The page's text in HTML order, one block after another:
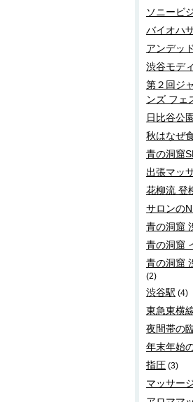
ソニービ
バイオハ
アンデッド
渋谷モディ
第２回ジ
ンズ フェ
日比谷公
秋はなぜ
青の洞窟
出張マッ
花柳流 登
サロンの
青の洞窟
青の洞窟
青の洞窟
(2)
渋谷駅 (4)
東急東横
夜間帯の
年末年始
指圧 (3)
マッサー